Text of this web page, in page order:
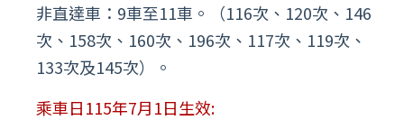
非直達車：9車至11車。（116次、120次、146
次、158次、160次、196次、117次、119次、
133次及145次）。
乘車日115年7月1日生效: